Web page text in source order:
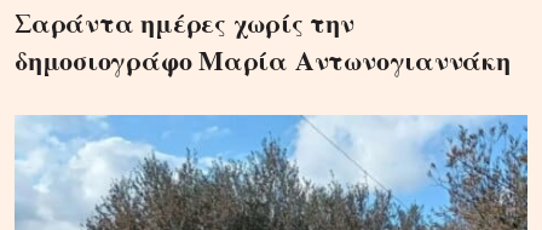
Σαράντα ημέρες χωρίς την
δημοσιογράφο Μαρία Αντωνογιαννάκη